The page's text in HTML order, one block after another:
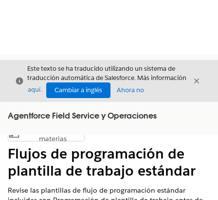
Cerrar
Este texto se ha traducido utilizando un sistema de
traducción automática de Salesforce. Más información
aquí. Cambiar a inglés Ahora no
Cerrar
Agentforce Field Service y Operaciones
Mostrar índice de materias
materias
Flujos de programación de
plantilla de trabajo estándar
Revise las plantillas de flujo de programación estándar